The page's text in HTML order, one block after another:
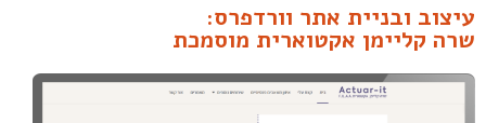
עיצוב ובניית אתר וורדפרס:
שרה קליימן אקטוארית מוסמכת